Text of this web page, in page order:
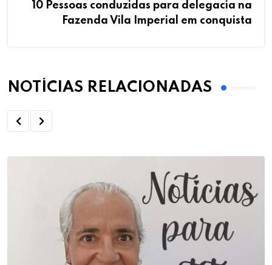
10 Pessoas conduzidas para delegacia na
Fazenda Vila Imperial em conquista
NOTÍCIAS RELACIONADAS